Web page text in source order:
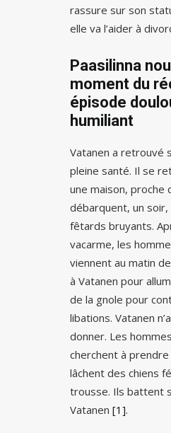
rassure sur son
elle va l’aider à
Paasilinna
moment du
épisode
humiliant
Vatanen a retrouvé
pleine santé. Il se
une maison, proche
débarquent, un soir,
fêtards bruyants.
vacarme, les
viennent au matin
à Vatanen pour
de la gnole pour
libations. Vatanen
donner. Les
cherchent à
lâchent des chiens
trousse. Ils battent
Vatanen [1].